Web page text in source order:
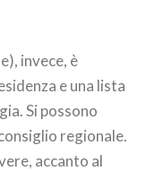
invece, è
e una lista
Si possono
regionale.
accanto al